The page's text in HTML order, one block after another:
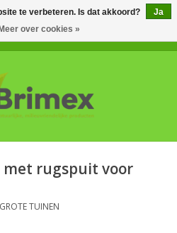
rugspuit voor
TUINEN
te verbeteren. Is dat akkoord?
Ja
Meer over cookies »